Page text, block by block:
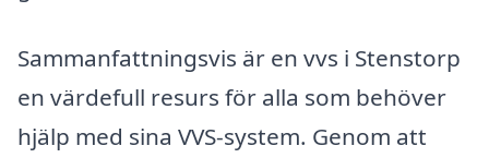
Sammanfattningsvis är en vvs i Stenstorp
en värdefull resurs för alla som behöver
hjälp med sina VVS-system. Genom att